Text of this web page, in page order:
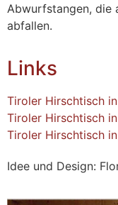
Abwurfstangen, die
abfallen.
Links
Tiroler Hirschtisch
Tiroler Hirschtisch
Tiroler Hirschtisch
Idee und Design: